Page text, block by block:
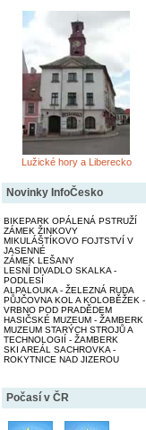
Lužické hory a Liberecko
Novinky InfoČesko
BIKEPARK OPÁLENÁ PSTRUŽÍ
ZÁMEK ŽINKOVY
MIKULÁŠTÍKOVO FOJTSTVÍ V
JASENNÉ
ZÁMEK LEŠANY
LESNÍ DIVADLO SKALKA -
PODLESÍ
ALPALOUKA - ŽELEZNÁ RUDA
PŮJČOVNA KOL A KOLOBĚŽEK -
VRBNO POD PRADĚDEM
HASIČSKÉ MUZEUM - ŽAMBERK
MUZEUM STARÝCH STROJŮ A
TECHNOLOGIÍ - ŽAMBERK
SKI AREÁL SACHROVKA -
ROKYTNICE NAD JIZEROU
Počasí v ČR